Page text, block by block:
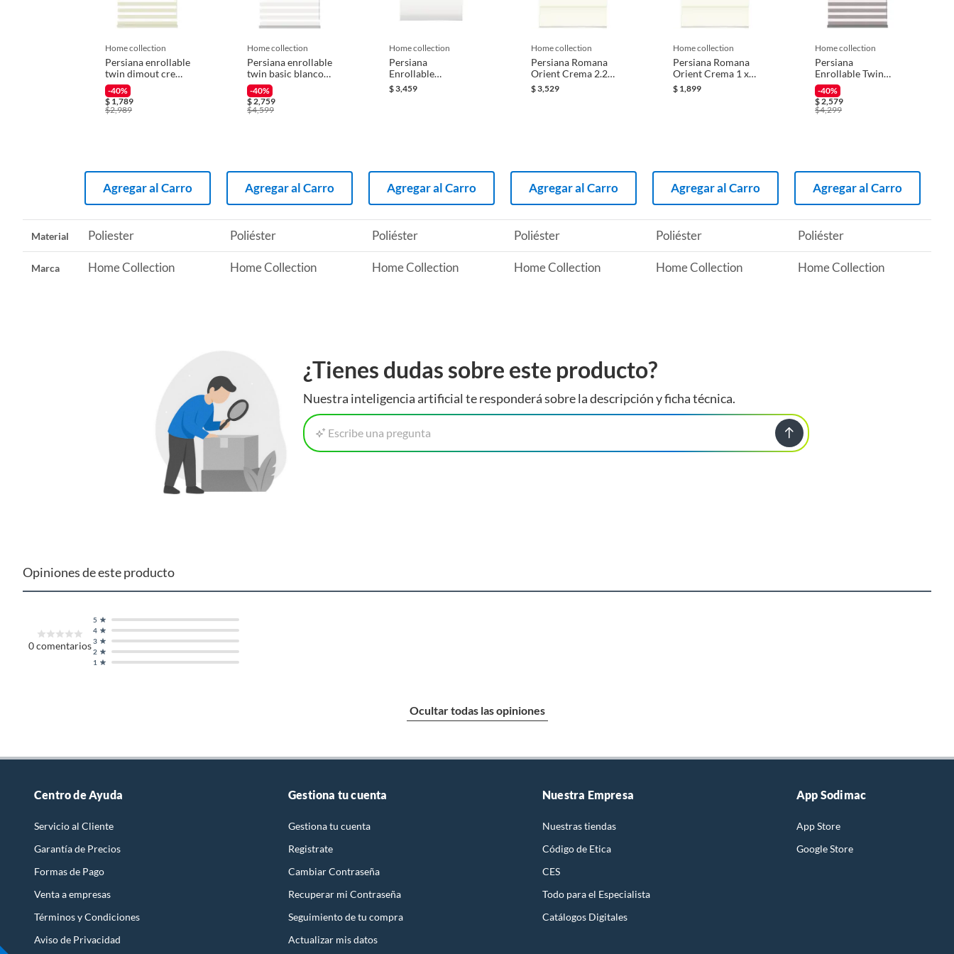
Recomendaciones Limpiar con trapo húmedo y quitar el polvo con plumero
Iniciaremos el reembolso de tu dinero cuando recibamos el producto.
home collection
Persiana enrollable
twin dimout crema
1mx1.50m
-40%
$1,789
$2,989
Agregar al Carro
home collection
Persiana enrollable
twin basic blanco
1.55mx2.40m
-40%
$2,759
$4,599
Agregar al Carro
home collection
Persiana
Enrollable
Blackout Soft Eco
Blanco 2.40 x
$3,459
Agregar al Carro
home collection
Persiana Romana
Orient Crema 2.20
X 1.35 M
$3,529
Agregar al Carro
home collection
Persiana Romana
Orient Crema 1 x
1.6 M
$ 1,899
Agregar al Carro
home collection
Persiana
Enrollable Twin
Dimout Gris
1.20mx1.80m
-40%
$2,579
$4,299
Agregar al Carro
Material Poliester Poliéster Poliéster Poliéster Poliéster Poliéster
Marca Home Collection Home Collection Home Collection Home Collection Home Collection Home Collection
¿Tienes dudas sobre este producto?
Nuestra inteligencia artificial te responderá sobre la descripción y ficha técnica.
Escribe una pregunta
Opiniones de este producto
0comentarios
1
2
3
4
5
Ocultar todas las opiniones
Centro de Ayuda
Servicio al Cliente
Garantía de Precios
Formas de Pago
Venta a empresas
Términos y Condiciones
Aviso de Privacidad
Gestiona tu cuenta
Gestiona tu cuenta
Registrate
Cambiar Contraseña
Recuperar mi Contraseña
Seguimiento de tu compra
Actualizar mis datos
Nuestra Empresa
Nuestras tiendas
Código de Etica
CES
Todo para el Especialista
Catálogos Digitales
App Sodimac
App Store
Google Store